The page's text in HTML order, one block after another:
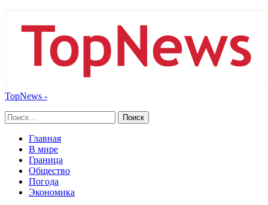
TopNews -
Главная
В мире
Граница
Общество
Погода
Экономика